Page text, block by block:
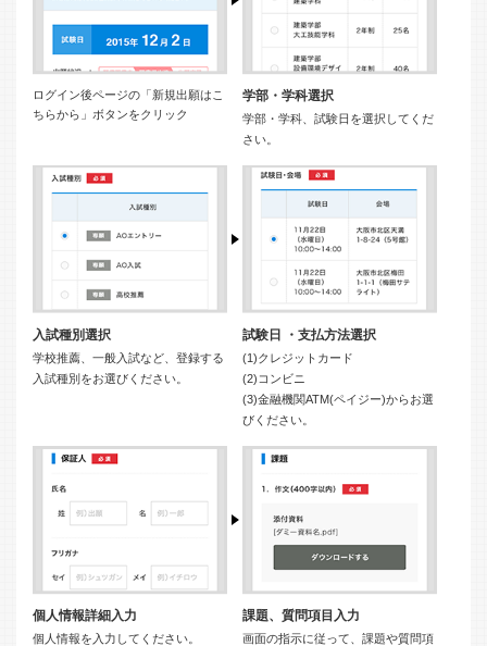
ログイン後ページの「新規出願はこ
ちらから」ボタンをクリック
学部・学科選択
学部・学科、試験日を選択してくだ
さい。
入試種別選択
学校推薦、一般入試など、登録する
入試種別をお選びください。
試験日 ・支払方法選択
(1)クレジットカード
(2)コンビニ
(3)金融機関ATM(ペイジー)からお選
びください。
個人情報詳細入力
個人情報を入力してください。
課題、質問項目入力
画面の指示に従って、課題や質問項